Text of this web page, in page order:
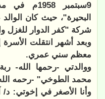
9سبتمبر
البحيرة"، حيث كان
شركة "كفر الدوار للغزل
وبعد أشهر انتقلت
معظم سني عمري.
ووالدتي -رحمها الله-
محمد الطوخي" -رحمه
وأنا الأصغر في إخوتي: د/